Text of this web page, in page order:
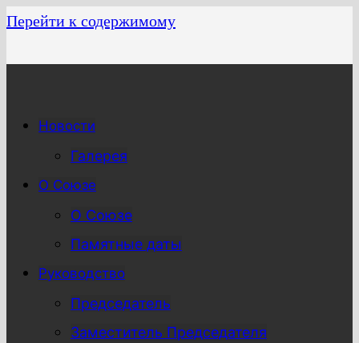
Перейти к содержимому
Новости
Галерея
О Союзе
О Союзе
Памятные даты
Руководство
Председатель
Заместитель Председателя